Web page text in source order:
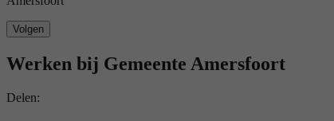
Volgen
Werken bij Gemeente Amersfoort
Delen: